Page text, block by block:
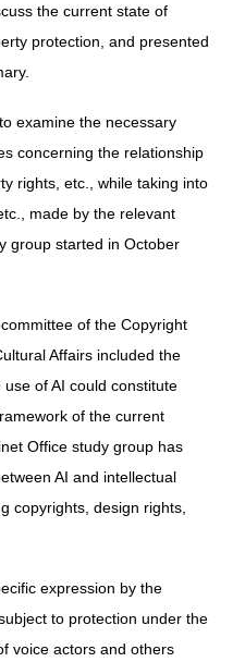
the current state of
protection, and presented
examine the necessary
concerning the relationship
rights, etc., while taking into
made by the relevant
group started in October
of the Copyright
Affairs included the
of AI could constitute
of the current
Office study group has
AI and intellectual
copyrights, design rights,
expression by the
to protection under the
voice actors and others